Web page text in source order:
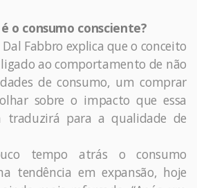
o consumo consciente?
Fabbro explica que o conceito
ao comportamento de não
de consumo, um comprar
sobre o impacto que essa
traduzirá para a qualidade de
tempo atrás o consumo
tendência em expansão, hoje